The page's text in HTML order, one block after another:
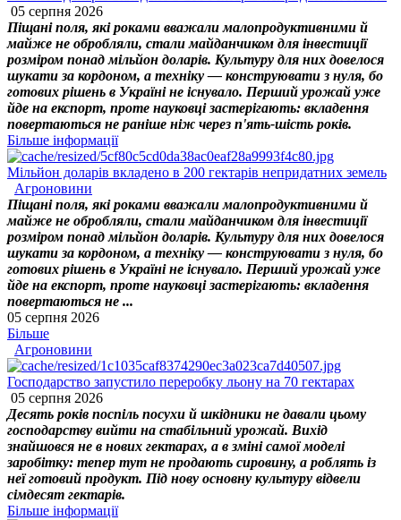
05 серпня 2026
Піщані поля, які роками вважали малопродуктивними й
майже не обробляли, стали майданчиком для інвестиції
розміром понад мільйон доларів. Культуру для них довелося
шукати за кордоном, а техніку — конструювати з нуля, бо
готових рішень в Україні не існувало. Перший урожай уже
йде на експорт, проте науковці застерігають: вкладення
повертаються не раніше ніж через п'ять-шість років.
Більше інформації
Мільйон доларів вкладено в 200 гектарів непридатних земель
Агроновини
Піщані поля, які роками вважали малопродуктивними й
майже не обробляли, стали майданчиком для інвестиції
розміром понад мільйон доларів. Культуру для них довелося
шукати за кордоном, а техніку — конструювати з нуля, бо
готових рішень в Україні не існувало. Перший урожай уже
йде на експорт, проте науковці застерігають: вкладення
повертаються не ...
05 серпня 2026
Більше
Агроновини
Господарство запустило переробку льону на 70 гектарах
05 серпня 2026
Десять років поспіль посухи й шкідники не давали цьому
господарству вийти на стабільний урожай. Вихід
знайшовся не в нових гектарах, а в зміні самої моделі
заробітку: тепер тут не продають сировину, а роблять із
неї готовий продукт. Під нову основну культуру відвели
сімдесят гектарів.
Більше інформації